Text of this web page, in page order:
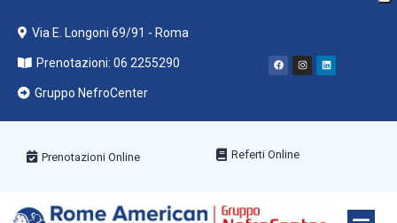
Via E. Longoni 69/91 - Roma
Prenotazioni: 06 2255290
Gruppo NefroCenter
Prenotazioni Online Referti Online